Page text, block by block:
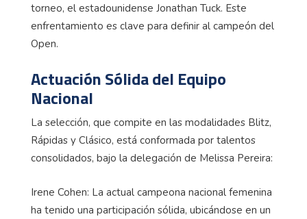
torneo, el estadounidense Jonathan Tuck. Este
enfrentamiento es clave para definir al campeón del
Open.
Actuación Sólida del Equipo
Nacional
La selección, que compite en las modalidades Blitz,
Rápidas y Clásico, está conformada por talentos
consolidados, bajo la delegación de Melissa Pereira:
Irene Cohen: La actual campeona nacional femenina
ha tenido una participación sólida, ubicándose en un